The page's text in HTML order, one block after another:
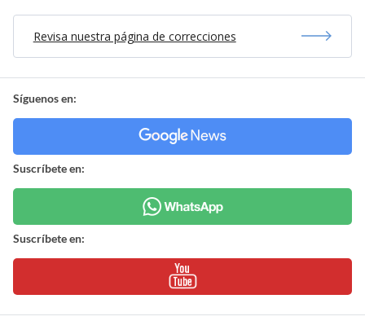
Revisa nuestra página de correcciones
Síguenos en:
Suscríbete en:
Suscríbete en: